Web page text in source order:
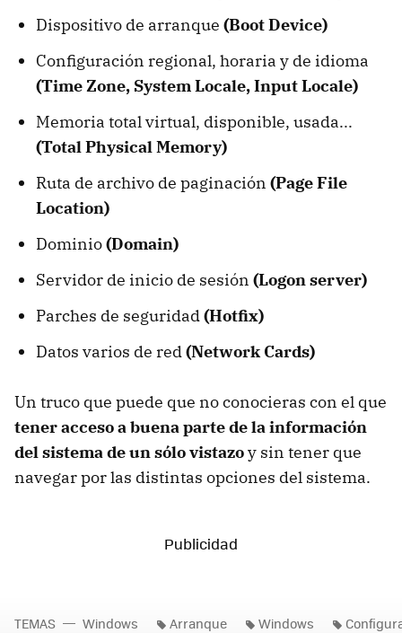
Dispositivo de arranque (Boot Device)
Configuración regional, horaria y de idioma
(Time Zone, System Locale, Input Locale)
Memoria total virtual, disponible, usada...
(Total Physical Memory)
Ruta de archivo de paginación (Page File
Location)
Dominio(Domain)
Servidor de inicio de sesión (Logon server)
Parches de seguridad(Hotfix)
Datos varios de red(Network Cards)
Un truco que puede que no conocieras con el que
tener acceso a buena parte de la información
del sistema de un sólo vistazoy sin tener que
navegar por las distintas opciones del sistema.
TEMAS Windows Arranque Windows